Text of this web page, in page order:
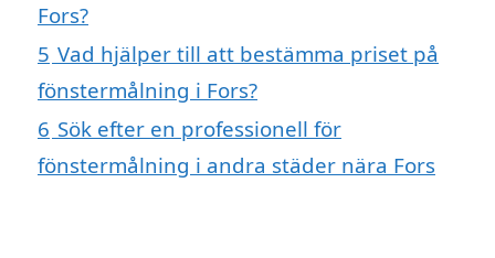
Fors?
5 Vad hjälper till att bestämma priset på
fönstermålning i Fors?
6 Sök efter en professionell för
fönstermålning i andra städer nära Fors